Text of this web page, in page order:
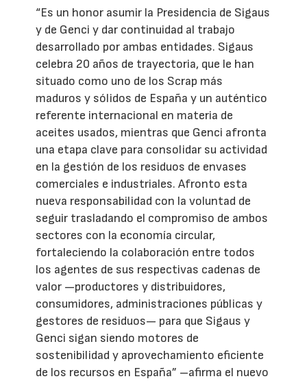
“Es un honor asumir la Presidencia de Sigaus
y de Genci y dar continuidad al trabajo
desarrollado por ambas entidades. Sigaus
celebra 20 años de trayectoria, que le han
situado como uno de los Scrap más
maduros y sólidos de España y un auténtico
referente internacional en materia de
aceites usados, mientras que Genci afronta
una etapa clave para consolidar su actividad
en la gestión de los residuos de envases
comerciales e industriales. Afronto esta
nueva responsabilidad con la voluntad de
seguir trasladando el compromiso de ambos
sectores con la economía circular,
fortaleciendo la colaboración entre todos
los agentes de sus respectivas cadenas de
valor —productores y distribuidores,
consumidores, administraciones públicas y
gestores de residuos— para que Sigaus y
Genci sigan siendo motores de
sostenibilidad y aprovechamiento eficiente
de los recursos en España” –afirma el nuevo